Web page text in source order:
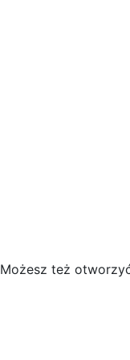
Możesz też